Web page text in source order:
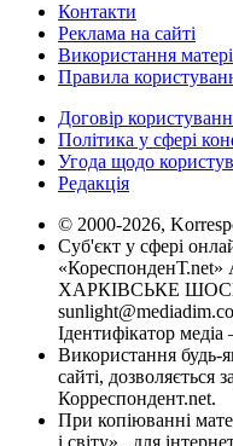
Контакти
Реклама на сайті
Використання
Правила
Договір
Політика у сфері
Угода щодо
Редакція
© 2000-2026,
Суб'єкт у сфері
«КореспонденТ.net»
ХАРКІВСЬКЕ ШОСЕ,
Ідентифікатор
Використання будь-
сайті, дозволяється
Корреспондент.net.
При копіюванні